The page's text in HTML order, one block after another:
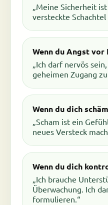
„Meine Sicherheit
versteckte
Wenn du Angst vor
„Ich darf nervös
geheimen Zugang
Wenn du dich
„Scham ist ein
neues Versteck
Wenn du dich
„Ich brauche
Überwachung. Ich
formulieren.“